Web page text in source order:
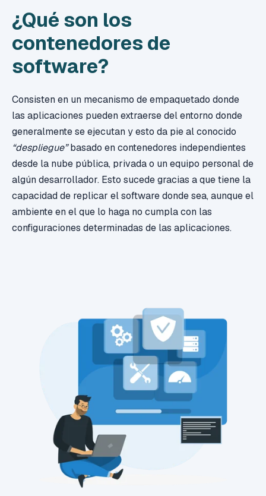
¿Qué son los
contenedores de
software?
Consisten en un mecanismo de empaquetado donde
las aplicaciones pueden extraerse del entorno donde
generalmente se ejecutan y esto da pie al conocido
“despliegue”basado en contenedores independientes
desde la nube pública, privada o un equipo personal de
algún desarrollador. Esto sucede gracias a que tiene la
capacidad de replicar el software donde sea, aunque el
ambiente en el que lo haga no cumpla con las
configuraciones determinadas de las aplicaciones.